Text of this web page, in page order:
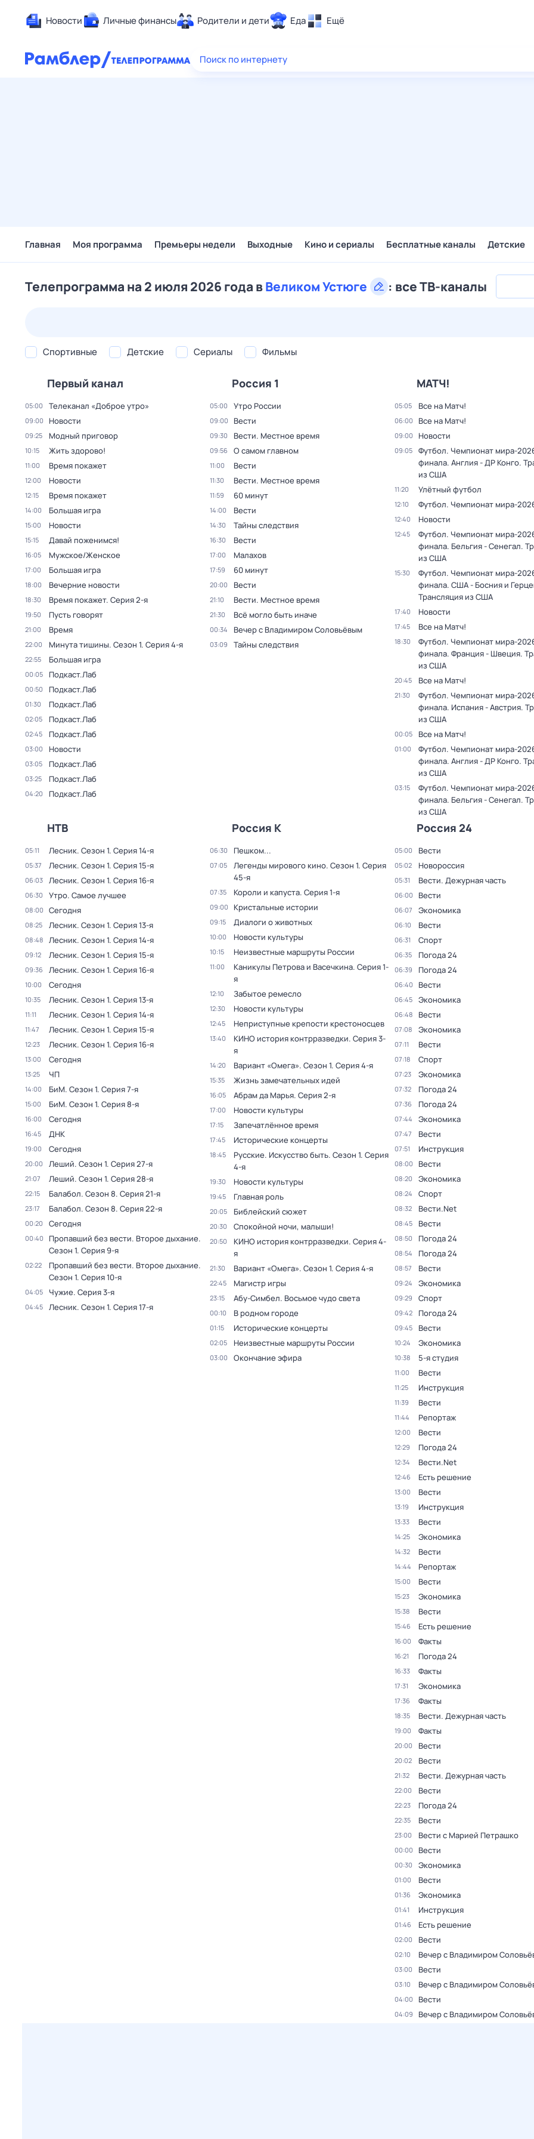
Новости Личные финансы Родители и дети Еда Ещё
Здоровье
Поиск по интернету
Главная Моя программа Премьеры недели Выходные Кино и сериалы Бесплатные каналы Детские
Телепрограмма на 2 июля 2026 года вВеликом Устюге : все ТВ-каналы
Спортивные Детские Сериалы Фильмы
Первый канал
05:00 Телеканал «Доброе утро»
09:00 Новости
09:25 Модный приговор
10:15 Жить здорово!
11:00 Время покажет
12:00 Новости
12:15 Время покажет
14:00 Большая игра
15:00 Новости
15:15 Давай поженимся!
16:05 Мужское/Женское
17:00 Большая игра
18:00 Вечерние новости
18:30 Время покажет. Серия 2-я
19:50 Пусть говорят
21:00 Время
22:00 Минута тишины. Сезон 1. Серия 4-я
22:55 Большая игра
00:05 Подкаст.Лаб
00:50 Подкаст.Лаб
01:30 Подкаст.Лаб
02:05 Подкаст.Лаб
02:45 Подкаст.Лаб
03:00 Новости
03:05 Подкаст.Лаб
03:25 Подкаст.Лаб
04:20 Подкаст.Лаб
Россия 1
05:00 Утро России
09:00 Вести
09:30 Вести. Местное время
09:56 О самом главном
11:00 Вести
11:30 Вести. Местное время
11:59 60 минут
14:00 Вести
14:30 Тайны следствия
16:30 Вести
17:00 Малахов
17:59 60 минут
20:00 Вести
21:10 Вести. Местное время
21:30 Всё могло быть иначе
00:34 Вечер с Владимиром Соловьёвым
03:09 Тайны следствия
МАТЧ!
05:05 Все на Матч!
06:00 Все на Матч!
09:00 Новости
09:05
Футбол. Чемпионат мира-
финала. Англия - ДР Конго.
из США
11:20 Улётный футбол
12:10 Футбол. Чемпионат мира-
12:40 Новости
12:45
Футбол. Чемпионат мира-
финала. Бельгия - Сенегал.
из США
15:30
Футбол. Чемпионат мира-
финала. США - Босния и
Трансляция из США
17:40 Новости
17:45 Все на Матч!
18:30
Футбол. Чемпионат мира-
финала. Франция - Швеция.
из США
20:45 Все на Матч!
21:30
Футбол. Чемпионат мира-
финала. Испания - Австрия.
из США
00:05 Все на Матч!
01:00
Футбол. Чемпионат мира-
финала. Англия - ДР Конго.
из США
03:15
Футбол. Чемпионат мира-
финала. Бельгия - Сенегал.
из США
НТВ
05:11 Лесник. Сезон 1. Серия 14-я
05:37 Лесник. Сезон 1. Серия 15-я
06:03 Лесник. Сезон 1. Серия 16-я
06:30 Утро. Самое лучшее
08:00 Сегодня
08:25 Лесник. Сезон 1. Серия 13-я
08:48 Лесник. Сезон 1. Серия 14-я
09:12 Лесник. Сезон 1. Серия 15-я
09:36 Лесник. Сезон 1. Серия 16-я
10:00 Сегодня
10:35 Лесник. Сезон 1. Серия 13-я
11:11 Лесник. Сезон 1. Серия 14-я
11:47 Лесник. Сезон 1. Серия 15-я
12:23 Лесник. Сезон 1. Серия 16-я
13:00 Сегодня
13:25 ЧП
14:00 БиМ. Сезон 1. Серия 7-я
15:00 БиМ. Сезон 1. Серия 8-я
16:00 Сегодня
16:45 ДНК
19:00 Сегодня
20:00 Леший. Сезон 1. Серия 27-я
21:07 Леший. Сезон 1. Серия 28-я
22:15 Балабол. Сезон 8. Серия 21-я
23:17 Балабол. Сезон 8. Серия 22-я
00:20 Сегодня
00:40 Пропавший без вести. Второе дыхание.
Сезон 1. Серия 9-я
02:22 Пропавший без вести. Второе дыхание.
Сезон 1. Серия 10-я
04:05 Чужие. Серия 3-я
04:45 Лесник. Сезон 1. Серия 17-я
Россия К
06:30 Пешком...
07:05 Легенды мирового кино. Сезон 1. Серия
45-я
07:35 Короли и капуста. Серия 1-я
09:00 Кристальные истории
09:15 Диалоги о животных
10:00 Новости культуры
10:15 Неизвестные маршруты России
11:00 Каникулы Петрова и Васечкина. Серия 1-
я
12:10 Забытое ремесло
12:30 Новости культуры
12:45 Неприступные крепости крестоносцев
13:40 КИНО история контрразведки. Серия 3-
я
14:20 Вариант «Омега». Сезон 1. Серия 4-я
15:35 Жизнь замечательных идей
16:05 Абрам да Марья. Серия 2-я
17:00 Новости культуры
17:15 Запечатлённое время
17:45 Исторические концерты
18:45 Русские. Искусство быть. Сезон 1. Серия
4-я
19:30 Новости культуры
19:45 Главная роль
20:05 Библейский сюжет
20:30 Спокойной ночи, малыши!
20:50 КИНО история контрразведки. Серия 4-
я
21:30 Вариант «Омега». Сезон 1. Серия 4-я
22:45 Магистр игры
23:15 Абу-Симбел. Восьмое чудо света
00:10 В родном городе
01:15 Исторические концерты
02:05 Неизвестные маршруты России
03:00 Окончание эфира
Россия 24
05:00 Вести
05:02 Новороссия
05:31 Вести. Дежурная часть
06:00 Вести
06:07 Экономика
06:10 Вести
06:31 Спорт
06:35 Погода 24
06:39 Погода 24
06:40 Вести
06:45 Экономика
06:48 Вести
07:08 Экономика
07:11 Вести
07:18 Спорт
07:23 Экономика
07:32 Погода 24
07:36 Погода 24
07:44 Экономика
07:47 Вести
07:51 Инструкция
08:00 Вести
08:20 Экономика
08:24 Спорт
08:32 Вести.Net
08:45 Вести
08:50 Погода 24
08:54 Погода 24
08:57 Вести
09:24 Экономика
09:29 Спорт
09:42 Погода 24
09:45 Вести
10:24 Экономика
10:38 5-я студия
11:00 Вести
11:25 Инструкция
11:39 Вести
11:44 Репортаж
12:00 Вести
12:29 Погода 24
12:34 Вести.Net
12:46 Есть решение
13:00 Вести
13:19 Инструкция
13:33 Вести
14:25 Экономика
14:32 Вести
14:44 Репортаж
15:00 Вести
15:23 Экономика
15:38 Вести
15:46 Есть решение
16:00 Факты
16:21 Погода 24
16:33 Факты
17:31 Экономика
17:36 Факты
18:35 Вести. Дежурная часть
19:00 Факты
20:00 Вести
20:02 Вести
21:32 Вести. Дежурная часть
22:00 Вести
22:23 Погода 24
22:35 Вести
23:00 Вести с Марией Петрашко
00:00 Вести
00:30 Экономика
01:00 Вести
01:36 Экономика
01:41 Инструкция
01:46 Есть решение
02:00 Вести
02:10 Вечер с Владимиром
03:00 Вести
03:10 Вечер с Владимиром
04:00 Вести
04:09 Вечер с Владимиром